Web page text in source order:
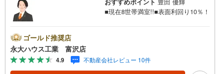
■現在8世帯満室!!■表面利回り10％！
ゴールド推奨店
永大ハウス工業 富沢店
4.9 不動産会社レビュー 10件